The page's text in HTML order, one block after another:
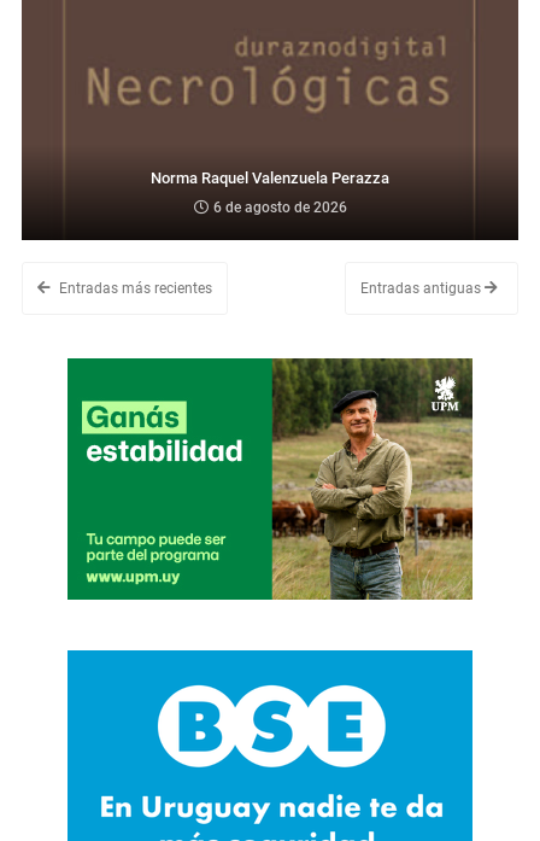
Norma Raquel Valenzuela Perazza
6 de agosto de 2026
Entradas más recientes Entradas antiguas